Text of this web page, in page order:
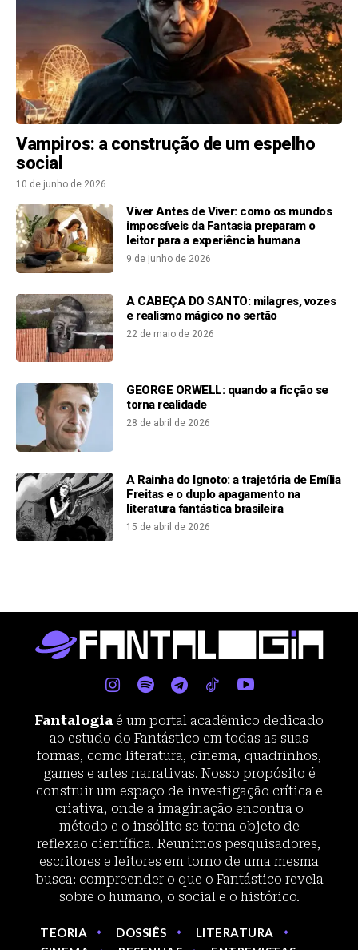
Vampiros: a construção de um espelho
social
10 de junho de 2026
Viver Antes de Viver: como os mundos
impossíveis da Fantasia preparam o
leitor para a experiência humana
9 de junho de 2026
A CABEÇA DO SANTO: milagres, vozes
e realismo mágico no sertão
22 de maio de 2026
GEORGE ORWELL: quando a ficção se
torna realidade
28 de abril de 2026
A Rainha do Ignoto: a trajetória de Emília
Freitas e o duplo apagamento na
literatura fantástica brasileira
15 de abril de 2026
Fantalogia é um portal acadêmico dedicado
ao estudo do Fantástico em todas as suas
formas, como literatura, cinema, quadrinhos,
games e artes narrativas. Nosso propósito é
construir um espaço de investigação crítica e
criativa, onde a imaginação encontra o
método e o insólito se torna objeto de
reflexão científica. Reunimos pesquisadores,
escritores e leitores em torno de uma mesma
busca: compreender o que o Fantástico revela
sobre o humano, o social e o histórico.
TEORIA DOSSIÊS
LITERATURA